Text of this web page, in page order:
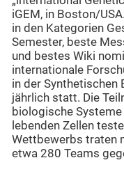
iGEM, in Boston/
in den Kategorien
Semester, beste
und bestes Wiki
internationale
in der
jährlich statt. Die
biologische
lebenden Zellen
Wettbewerbs traten
etwa 280 Teams